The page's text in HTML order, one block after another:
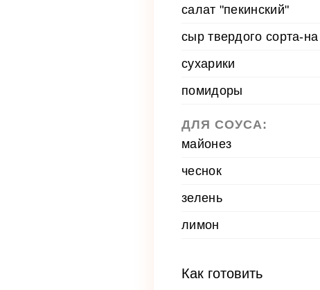
салат "пекинский"
сыр твердого сорта-на
сухарики
помидоры
ДЛЯ СОУСА:
майонез
чеснок
зелень
лимон
Как готовить